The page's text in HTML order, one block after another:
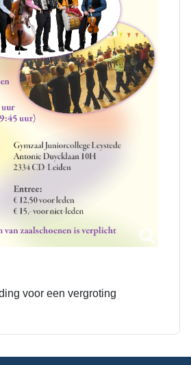
voor een vergroting